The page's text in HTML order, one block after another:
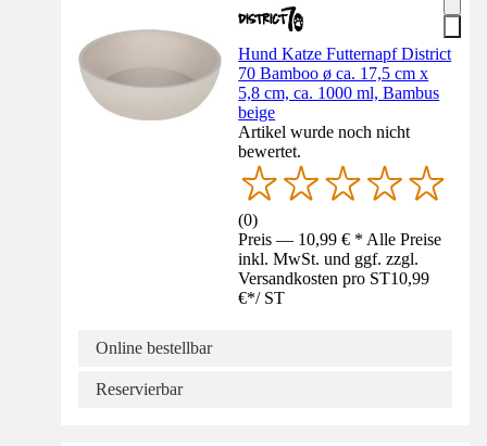
Hund Katze Futternapf District
70 Bamboo ø ca. 17,5 cm x
5,8 cm, ca. 1000 ml, Bambus
beige
Artikel wurde noch nicht
bewertet.
(0)
Preis — 10,99 € * Alle Preise
inkl. MwSt. und ggf. zzgl.
Versandkosten pro ST10,99
€*/ ST
Online bestellbar
Reservierbar